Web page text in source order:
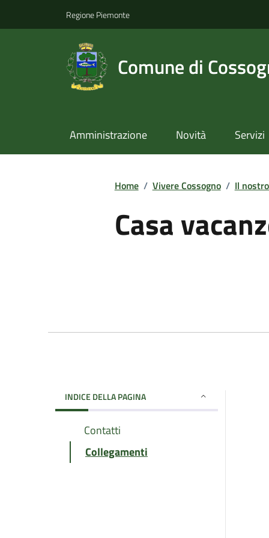
Regione Piemonte
Comune di
Amministrazione Novità Servizi
Home / Vivere Cossogno / Il
Casa
INDICE DELLA PAGINA
Contatti
Collegamenti